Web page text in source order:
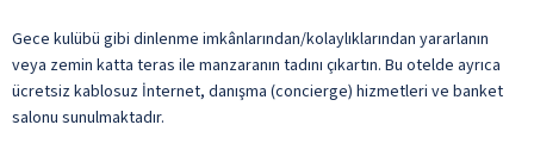
Gece kulübü gibi dinlenme imkânlarından/kolaylıklarından yararlanın
veya zemin katta teras ile manzaranın tadını çıkartın. Bu otelde ayrıca
ücretsiz kablosuz İnternet, danışma (concierge) hizmetleri ve banket
salonu sunulmaktadır.